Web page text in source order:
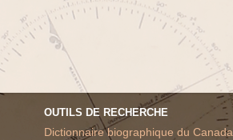
OUTILS DE RECHERCHE
Dictionnaire biographique du Canada